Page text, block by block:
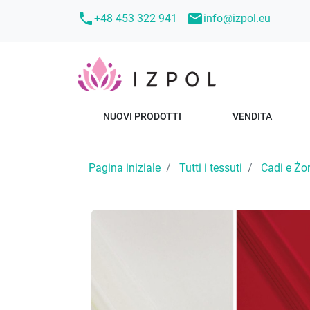
call+48 453 322 941 mailinfo@izpol.eu
NUOVI PRODOTTI VENDITA
Pagina iniziale Tutti i tessuti Cadi e